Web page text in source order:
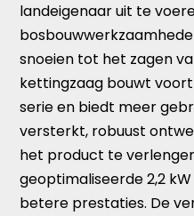
landeigenaar uit te
snoeien tot het zagen
kettingzaag bouwt
serie en biedt meer
versterkt, robuust
het product te
geoptimaliseerde 2,2
betere prestaties. De